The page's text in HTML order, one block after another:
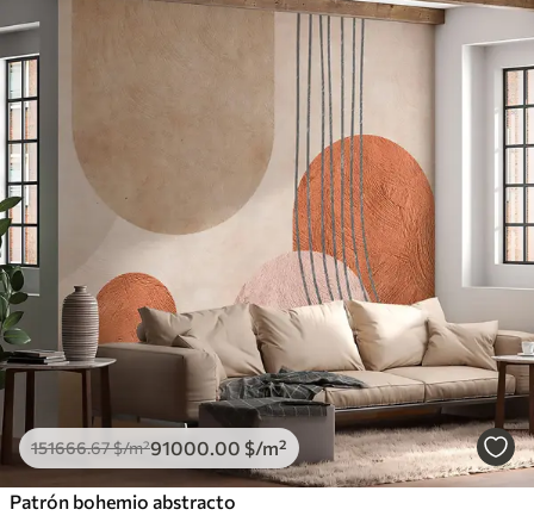
151666.67$/m²91000.00 $/m²
Patrón bohemio abstracto